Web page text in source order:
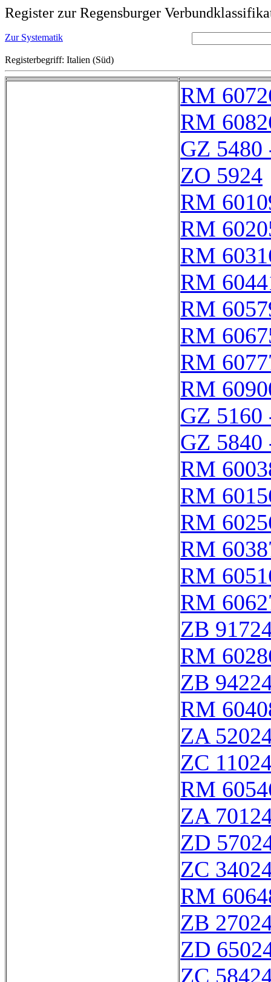
Register zur Regensburger
Zur Systematik
Registerbegriff: Italien (Süd)
RM
RM
GZ 5480
ZO 5924
RM
RM
RM
RM
RM
RM
RM
RM
GZ 5160
GZ 5840
RM
RM
RM
RM
RM
RM
ZB
RM
ZB
RM
ZA
ZC
RM
ZA
ZD
ZC
RM
ZB
ZD
ZC